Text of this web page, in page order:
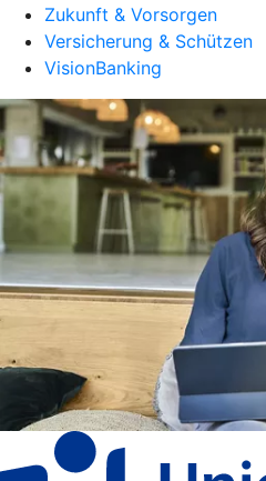
Zukunft & Vorsorgen
Versicherung & Schützen
VisionBanking